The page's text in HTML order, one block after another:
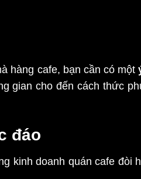
hàng cafe, bạn cần có một
gian cho đến cách thức
đáo
kinh doanh quán cafe